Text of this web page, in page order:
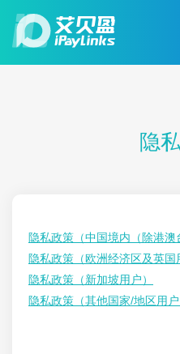
隐
隐私政策（中国境内（除港澳
隐私政策（欧洲经济区及英国
隐私政策（新加坡用户）
隐私政策（其他国家/地区用户